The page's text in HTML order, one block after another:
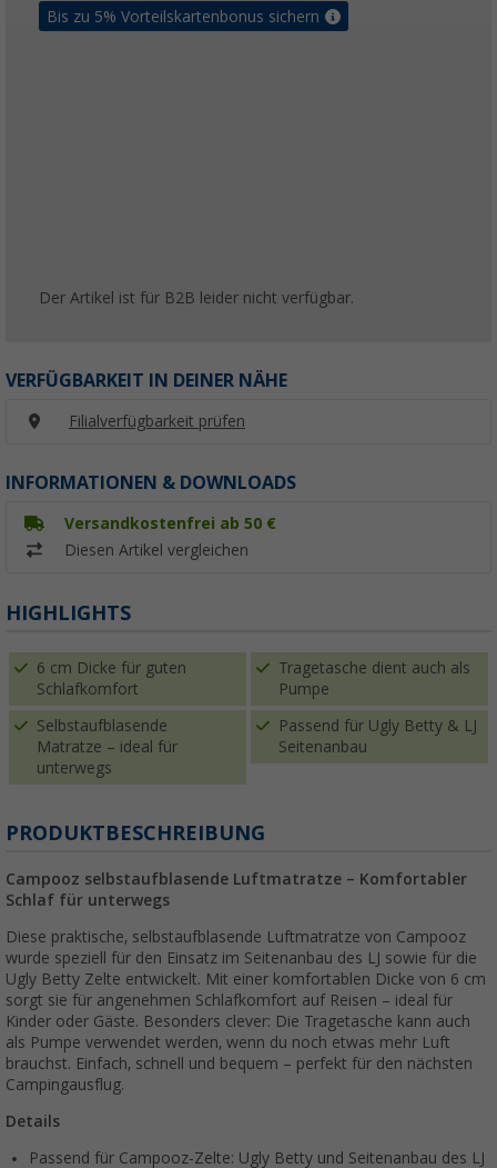
Bis zu 5% Vorteilskartenbonus sichern
Der Artikel ist für B2B leider nicht verfügbar.
VERFÜGBARKEIT IN DEINER NÄHE
Filialverfügbarkeit prüfen
INFORMATIONEN & DOWNLOADS
Versandkostenfrei ab 50 €
Diesen Artikel vergleichen
HIGHLIGHTS
6 cm Dicke für guten
Schlafkomfort
Tragetasche dient auch als
Pumpe
Selbstaufblasende
Matratze – ideal für
unterwegs
Passend für Ugly Betty & LJ
Seitenanbau
PRODUKTBESCHREIBUNG
Campooz selbstaufblasende Luftmatratze – Komfortabler
Schlaf für unterwegs
Diese praktische, selbstaufblasende Luftmatratze von Campooz
wurde speziell für den Einsatz im Seitenanbau des LJ sowie für die
Ugly Betty Zelte entwickelt. Mit einer komfortablen Dicke von 6 cm
sorgt sie für angenehmen Schlafkomfort auf Reisen – ideal für
Kinder oder Gäste. Besonders clever: Die Tragetasche kann auch
als Pumpe verwendet werden, wenn du noch etwas mehr Luft
brauchst. Einfach, schnell und bequem – perfekt für den nächsten
Campingausflug.
Details
Passend für Campooz-Zelte: Ugly Betty und Seitenanbau des LJ